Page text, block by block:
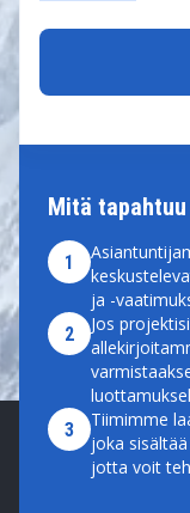
Mitä
1
ja -
2
Jos
3
Tiimimme
joka
jotta voit